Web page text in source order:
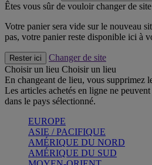
Êtes vous sûr de vouloir changer de
Votre panier sera vide sur le nouveau
pas, votre panier reste disponible ici à
Rester ici
Changer de site
Choisir un lieu Choisir un lieu
En changeant de lieu, vous supprimez
Les articles achetés en ligne ne
dans le pays sélectionné.
EUROPE
ASIE / PACIFIQUE
AMÉRIQUE DU NORD
AMÉRIQUE DU SUD